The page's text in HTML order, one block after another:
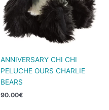
ANNIVERSARY CHI CHI
PELUCHE OURS CHARLIE
BEARS
90.00€